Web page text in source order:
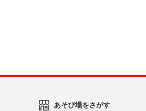
あそび場をさがす